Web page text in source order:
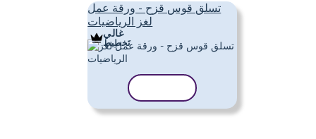
تسلق قوس قزح - ورقة عمل
لغز الرياضيات
غالي
تَخطِيط